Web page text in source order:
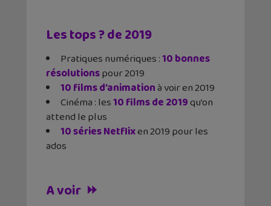
Les tops ? de 2019
Pratiques numériques :10 bonnes
résolutionspour 2019
10 films d’animationà voir en 2019
Cinéma : les10 films de 2019qu’on
attend le plus
10 séries Netflixen 2019 pour les
ados
A voir ⏩